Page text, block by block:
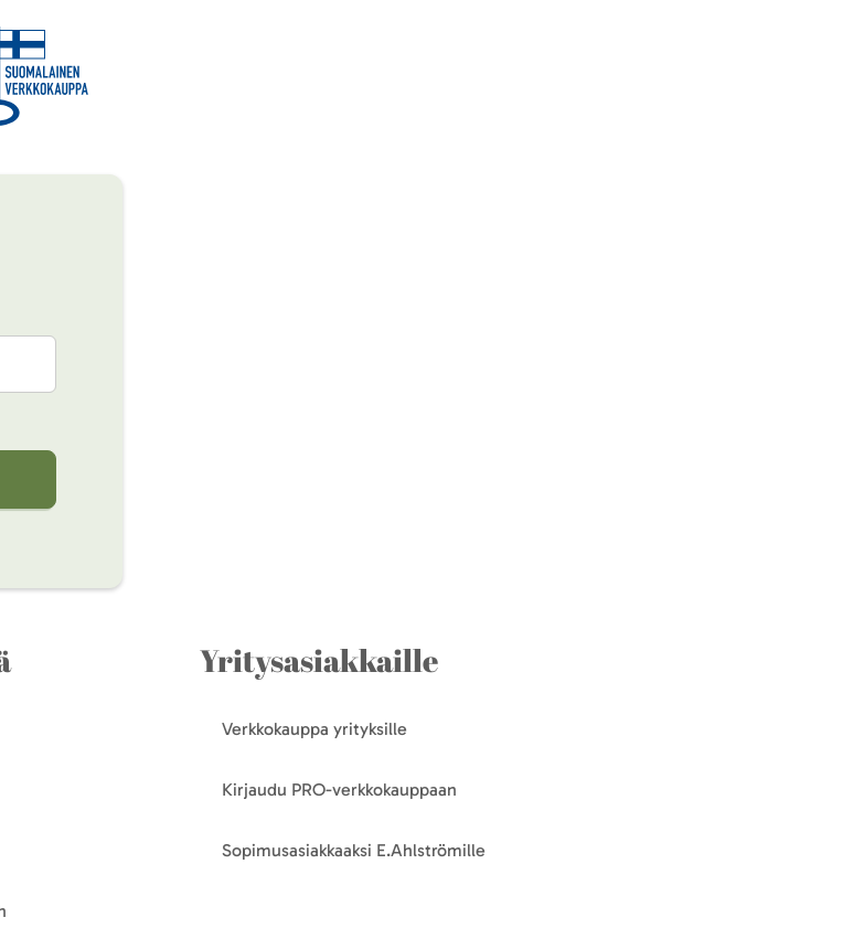
Yritysasiakkaille
Verkkokauppa yrityksille
Kirjaudu PRO-verkkokauppaan
Sopimusasiakkaaksi E.Ahlströmille